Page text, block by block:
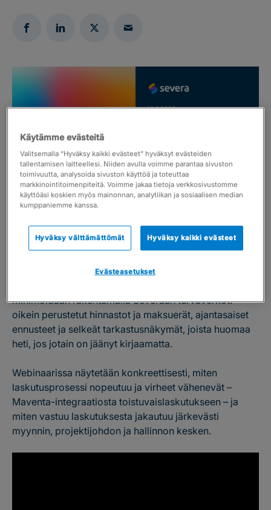
Askele webinaari yhteistyössä Severan kanssa
10.3.2026
huomaamatta? Askele Oy:n Matti Tiilikainen ja Pasi
minimoidaan rakentamalla Severaan turvaverkot:
oikein perustetut hinnastot ja maksuerät, ajantasaiset
ennusteet ja selkeät tarkastusnäkymät, joista huomaa
heti, jos jotain on jäänyt kirjaamatta.
Webinaarissa näytetään konkreettisesti, miten
laskutusprosessi nopeutuu ja virheet vähenevät –
Maventa-integraatiosta toistuvaislaskutukseen – ja
miten vastuu laskutuksesta jakautuu järkevästi
myynnin, projektijohdon ja hallinnon kesken.
Käytämme evästeitä
Valitsemalla “Hyväksy kaikki evästeet” hyväksyt evästeiden
tallentamisen laitteellesi. Niiden avulla voimme parantaa sivuston
toimivuutta, analysoida sivuston käyttöä ja toteuttaa
markkinointitoimenpiteitä. Voimme jakaa tietoja verkkosivustomme
käyttöäsi koskien myös mainonnan, analytiikan ja sosiaalisen median
kumppaniemme kanssa.
Hyväksy välttämättömät Hyväksy kaikki evästeet
Evästeasetukset